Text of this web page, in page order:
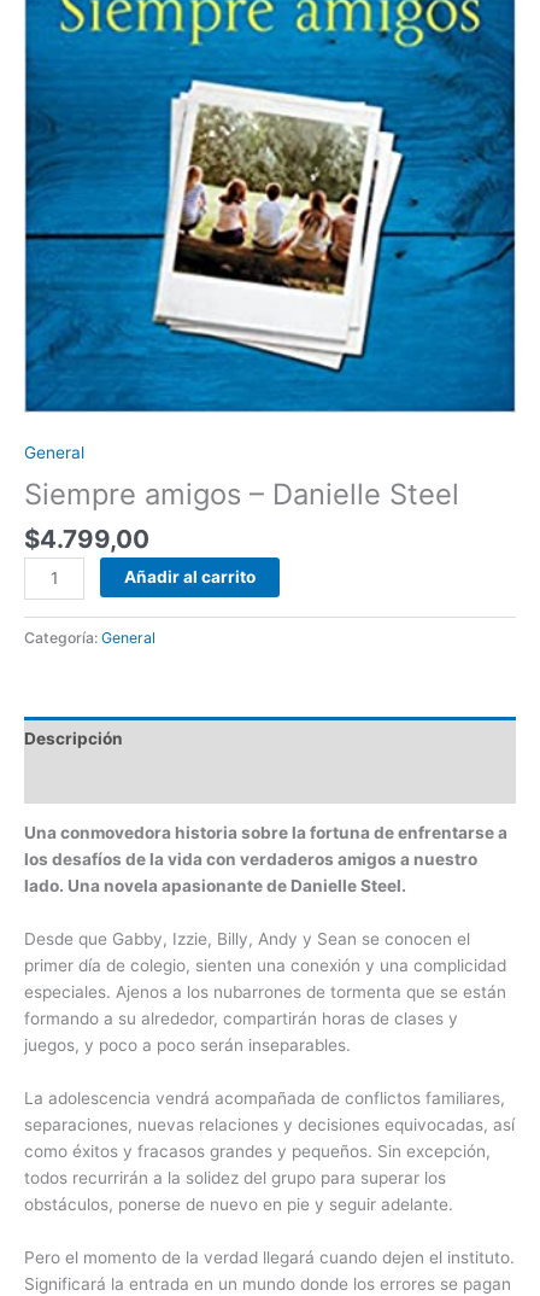
General
Siempre amigos – Danielle Steel
$4.799,00
Añadir al carrito
Categoría: General
Descripción
Una conmovedora historia sobre la fortuna de enfrentarse a
los desafíos de la vida con verdaderos amigos a nuestro
lado. Una novela apasionante de Danielle Steel.
Desde que Gabby, Izzie, Billy, Andy y Sean se conocen el
primer día de colegio, sienten una conexión y una complicidad
especiales. Ajenos a los nubarrones de tormenta que se están
formando a su alrededor, compartirán horas de clases y
juegos, y poco a poco serán inseparables.
La adolescencia vendrá acompañada de conflictos familiares,
separaciones, nuevas relaciones y decisiones equivocadas, así
como éxitos y fracasos grandes y pequeños. Sin excepción,
todos recurrirán a la solidez del grupo para superar los
obstáculos, ponerse de nuevo en pie y seguir adelante.
Pero el momento de la verdad llegará cuando dejen el instituto.
Significará la entrada en un mundo donde los errores se pagan